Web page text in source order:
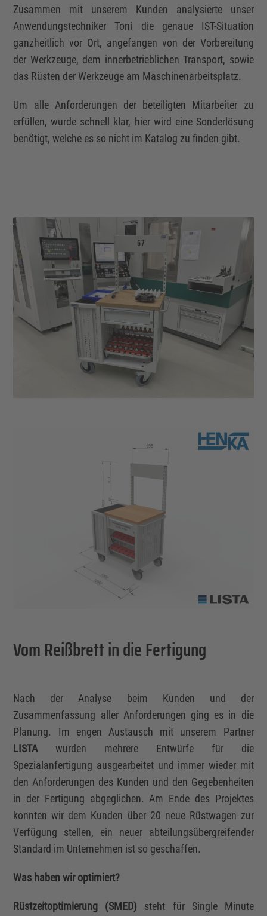
Zusammen mit unserem Kunden analysierte unser
Anwendungstechniker Toni die genaue IST-Situation
ganzheitlich vor Ort, angefangen von der Vorbereitung
der Werkzeuge, dem innerbetrieblichen Transport, sowie
das Rüsten der Werkzeuge am Maschinenarbeitsplatz.
Um alle Anforderungen der beteiligten Mitarbeiter zu
erfüllen, wurde schnell klar, hier wird eine Sonderlösung
benötigt, welche es so nicht im Katalog zu finden gibt.
Vom Reißbrett in die Fertigung
Nach der Analyse beim Kunden und der
Zusammenfassung aller Anforderungen ging es in die
Planung. Im engen Austausch mit unserem Partner
LISTAwurden mehrere Entwürfe für die
Spezialanfertigung ausgearbeitet und immer wieder mit
den Anforderungen des Kunden und den Gegebenheiten
in der Fertigung abgeglichen. Am Ende des Projektes
konnten wir dem Kunden über 20 neue Rüstwagen zur
Verfügung stellen, ein neuer abteilungsübergreifender
Standard im Unternehmen ist so geschaffen.
Was haben wir optimiert?
Rüstzeitoptimierung (SMED) steht für Single Minute